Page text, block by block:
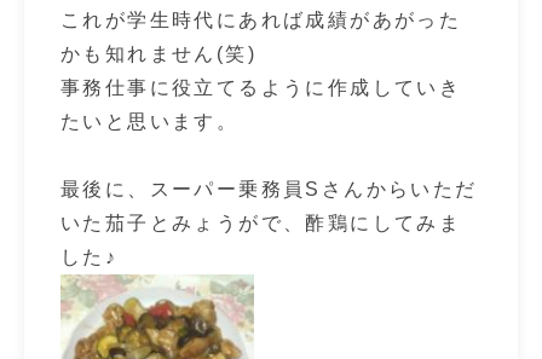
これが学生時代にあれば成績があがった
かも知れません(笑)
事務仕事に役立てるように作成していき
たいと思います。
最後に、スーパー乗務員Sさんからいただ
いた茄子とみょうがで、酢鶏にしてみま
した♪